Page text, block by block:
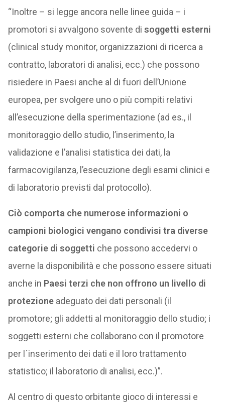
“Inoltre – si legge ancora nelle linee guida – i
promotori si avvalgono sovente di soggetti esterni
(clinical study monitor, organizzazioni di ricerca a
contratto, laboratori di analisi, ecc.) che possono
risiedere in Paesi anche al di fuori dell’Unione
europea, per svolgere uno o più compiti relativi
all’esecuzione della sperimentazione (ad es., il
monitoraggio dello studio, l’inserimento, la
validazione e l’analisi statistica dei dati, la
farmacovigilanza, l’esecuzione degli esami clinici e
di laboratorio previsti dal protocollo).
Ciò comporta che numerose informazioni o
campioni biologici vengano condivisi tra diverse
categorie di soggetti che possono accedervi o
averne la disponibilità e che possono essere situati
anche in Paesi terzi che non offrono un livello di
protezioneadeguato dei dati personali (il
promotore; gli addetti al monitoraggio dello studio; i
soggetti esterni che collaborano con il promotore
per l´inserimento dei dati e il loro trattamento
statistico; il laboratorio di analisi, ecc.)”.
Al centro di questo orbitante gioco di interessi e